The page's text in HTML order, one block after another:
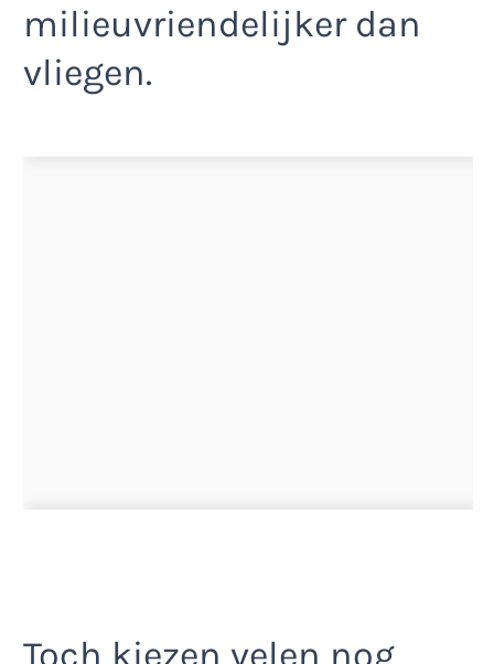
milieuvriendelijker dan
vliegen.
Toch kiezen velen nog